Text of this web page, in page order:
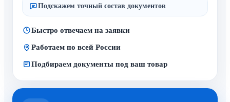
Подскажем точный состав документов
Быстро отвечаем на заявки
Работаем по всей России
Подбираем документы под ваш товар